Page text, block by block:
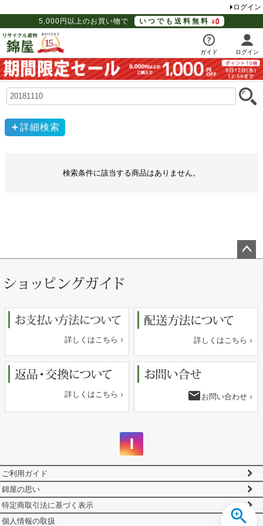
ログイン
5,000円以上のお買い物で
いつでも送料無料
ガイド ログイン
詳細検索
検索条件に該当する商品はありません。
詳しくはこちら 詳しくはこちら
詳しくはこちら email お問い合わせ
ご利用ガイド
錦屋の思い
特定商取引法に基づく表示
個人情報の取扱